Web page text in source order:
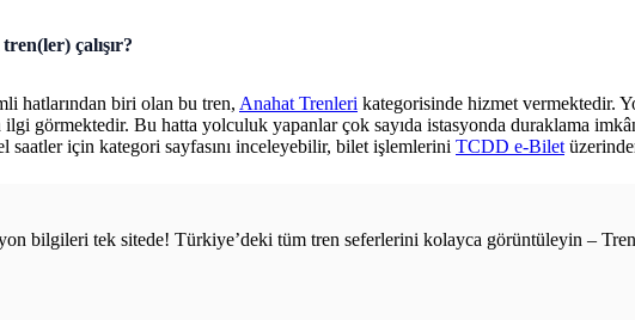
çalışır?
hatlarından biri olan bu tren, Anahat Trenleri kategorisinde hizmet vermektedir.
görmektedir. Bu hatta yolculuk yapanlar çok sayıda istasyonda duraklama
için kategori sayfasını inceleyebilir, bilet işlemlerini TCDD e-Bilet
bilgileri tek sitede! Türkiye’deki tüm tren seferlerini kolayca görüntüleyin –